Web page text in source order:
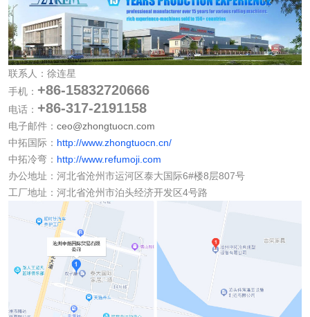
联系人：徐连星
手机： +86-15832720666
电话： +86-317-2191158
电子邮件： ceo@zhongtuocn.com
中拓国际： http://www.zhongtuocn.cn/
中拓冷弯： http://www.refumoji.com
办公地址：河北省沧州市运河区泰大国际6#楼8层807号
工厂地址：河北省沧州市泊头经济开发区4号路